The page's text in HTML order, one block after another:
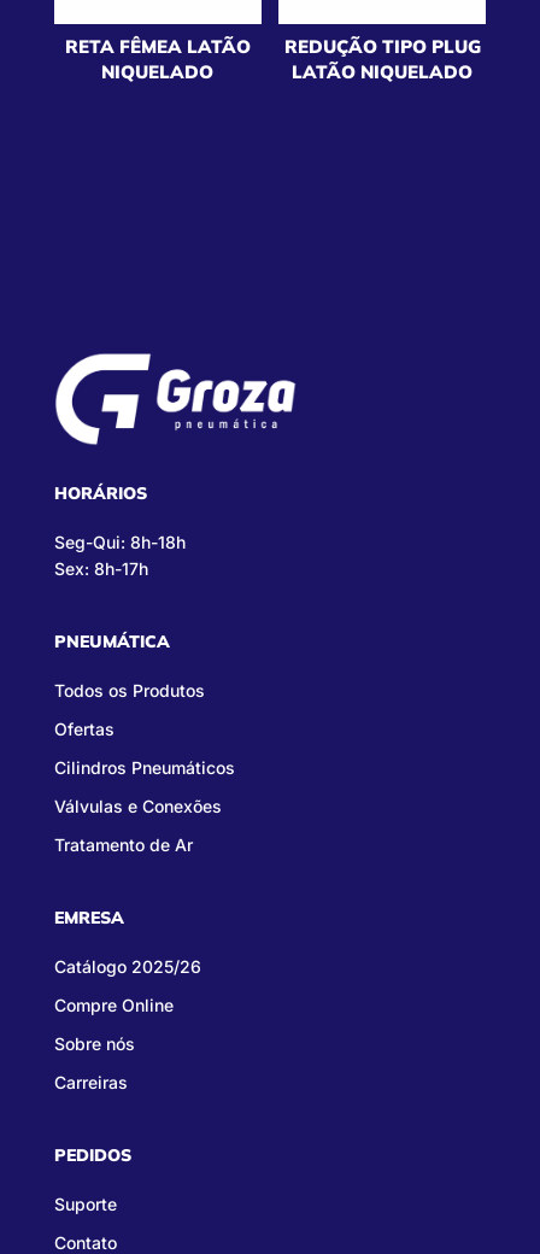
RETA FÊMEA LATÃO
NIQUELADO
REDUÇÃO TIPO PLUG
LATÃO NIQUELADO
HORÁRIOS
Seg-Qui: 8h-18h
Sex: 8h-17h
PNEUMÁTICA
Todos os Produtos
Ofertas
Cilindros Pneumáticos
Válvulas e Conexões
Tratamento de Ar
EMRESA
Catálogo 2025/26
Compre Online
Sobre nós
Carreiras
PEDIDOS
Suporte
Contato